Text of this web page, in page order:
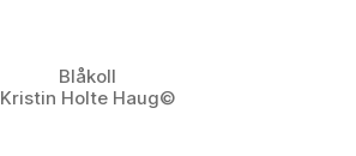
Blåkoll
Kristin Holte Haug©